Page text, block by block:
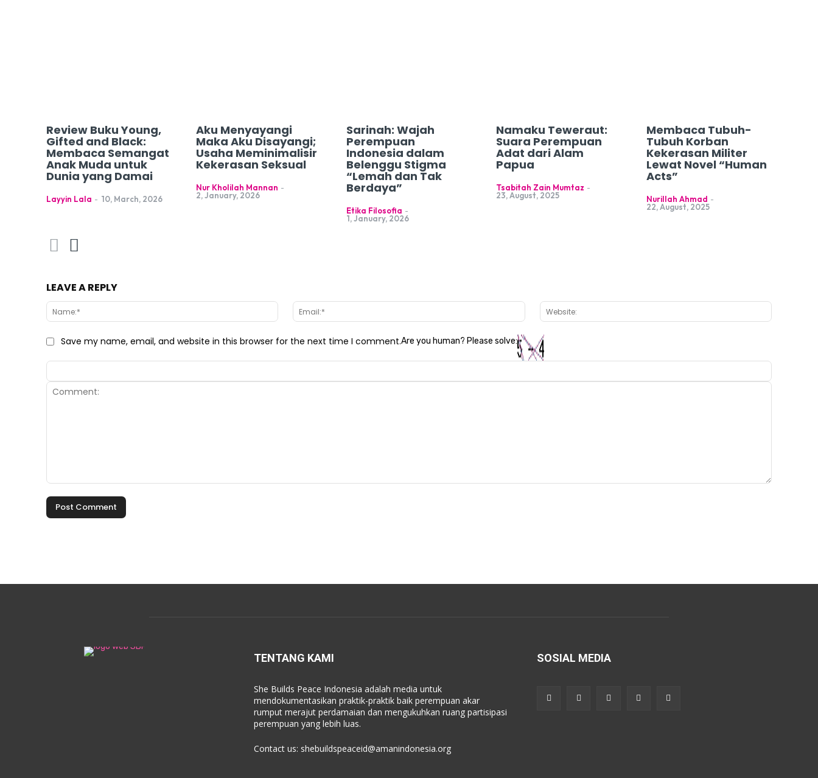
Review Buku Young,
Gifted and Black:
Membaca Semangat
Anak Muda untuk
Dunia yang Damai
Layyin Lala - 10, March, 2026
Aku Menyayangi
Maka Aku Disayangi;
Usaha Meminimalisir
Kekerasan Seksual
Nur Kholilah Mannan -
2, January, 2026
Sarinah: Wajah
Perempuan
Indonesia dalam
Belenggu Stigma
“Lemah dan Tak
Berdaya”
Etika Filosofia -
1, January, 2026
Namaku Teweraut:
Suara Perempuan
Adat dari Alam
Papua
Tsabitah Zain Mumtaz -
23, August, 2025
Membaca Tubuh-
Tubuh Korban
Kekerasan Militer
Lewat Novel “Human
Acts”
Nurillah Ahmad -
22, August, 2025
LEAVE A REPLY
Name:* Email:*
Save my name, email, and website in this browser for the next time I comment.Are you human? Please solve:
TENTANG KAMI
She Builds Peace Indonesia adalah media untuk
mendokumentasikan praktik-praktik baik perempuan akar
rumput merajut perdamaian dan mengukuhkan ruang partisipasi
perempuan yang lebih luas.
Contact us: shebuildspeaceid@amanindonesia.org
SOSIAL MEDIA